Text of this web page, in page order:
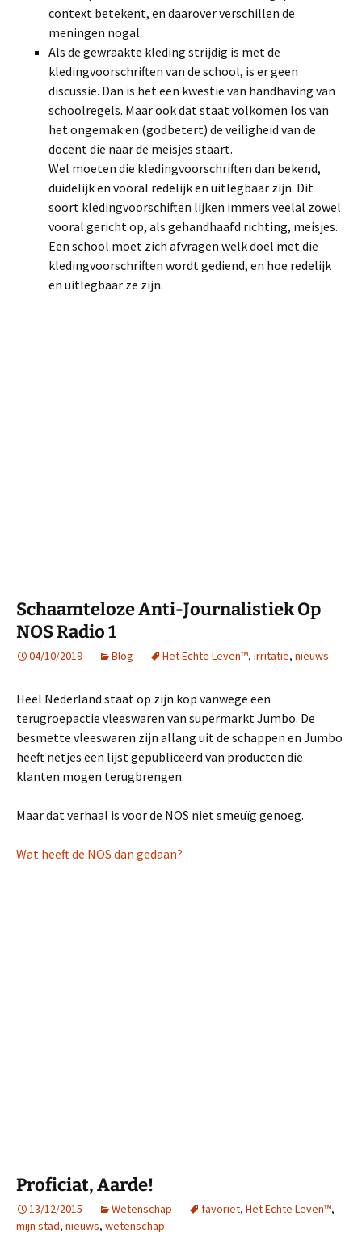
context betekent, en daarover verschillen de
meningen nogal.
Als de gewraakte kleding strijdig is met de
kledingvoorschriften van de school, is er geen
discussie. Dan is het een kwestie van handhaving van
schoolregels. Maar ook dat staat volkomen los van
het ongemak en (godbetert) de veiligheid van de
docent die naar de meisjes staart.
Wel moeten die kledingvoorschriften dan bekend,
duidelijk en vooral redelijk en uitlegbaar zijn. Dit
soort kledingvoorschiften lijken immers veelal zowel
vooral gericht op, als gehandhaafd richting, meisjes.
Een school moet zich afvragen welk doel met die
kledingvoorschriften wordt gediend, en hoe redelijk
en uitlegbaar ze zijn.
Schaamteloze Anti-Journalistiek Op
NOS Radio 1
04/10/2019 Blog Het Echte Leven™, irritatie, nieuws
Heel Nederland staat op zijn kop vanwege een
terugroepactie vleeswaren van supermarkt Jumbo. De
besmette vleeswaren zijn allang uit de schappen en Jumbo
heeft netjes een lijst gepubliceerd van producten die
klanten mogen terugbrengen.
Maar dat verhaal is voor de NOS niet smeuïg genoeg.
Wat heeft de NOS dan gedaan?
Proficiat, Aarde!
13/12/2015 Wetenschap favoriet, Het Echte Leven™,
mijn stad, nieuws, wetenschap